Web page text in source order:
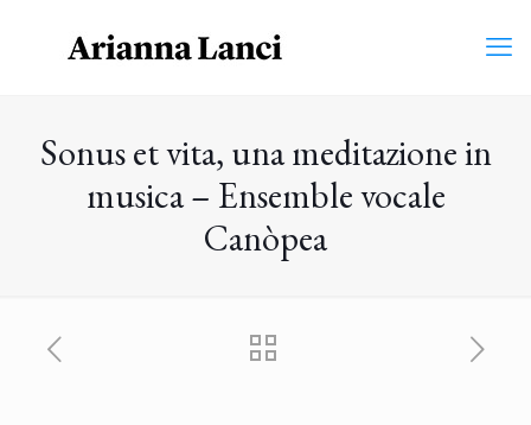
Sonus et vita, una meditazione in
musica – Ensemble vocale
Canòpea